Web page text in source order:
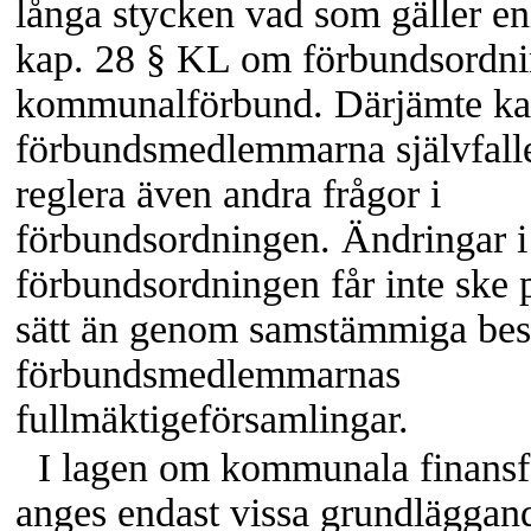
långa stycken vad som gäller
kap. 28 § KL om
kommunalförbund. Därjämte
förbundsmedlemmarna
reglera även andra frågor i
förbundsordningen. Ändringar i
förbundsordningen får inte ske
sätt än genom samstämmiga
förbundsmedlemmarnas
fullmäktigeförsamlingar.
I lagen om kommunala
anges endast vissa